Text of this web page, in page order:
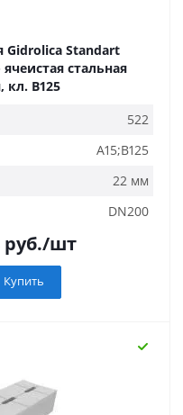
Standart
стальная
кл. В125
522
A15;B125
22 мм
DN200
руб./шт
Купить